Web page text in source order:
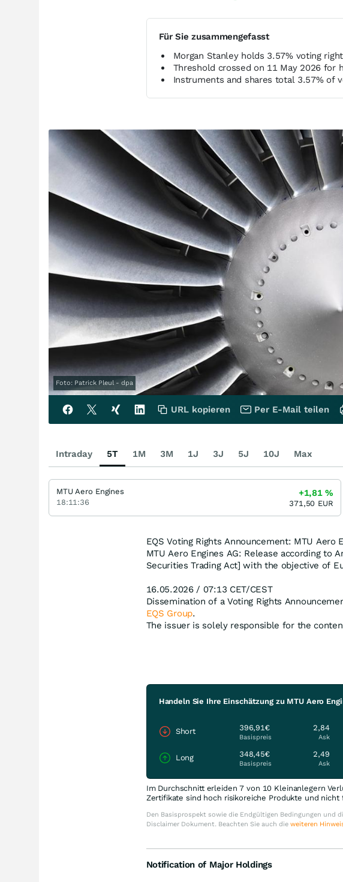
Für Sie zusammengefasst
Morgan Stanley holds 3.57% voting
Threshold crossed on 11 May 2026 for
Instruments and shares total 3.57% of
Foto: Patrick Pleul - dpa
EQS Voting Rights Announcement: MTU Aero
MTU Aero Engines AG: Release according to
Securities Trading Act] with the objective of
16.05.2026 / 07:13 CET/CEST
Dissemination of a Voting Rights
EQS Group.
The issuer is solely responsible for the
Handeln Sie Ihre Einschätzung zu MTU Aero
Short 396,91€
Basispreis
2,84
Ask
Long 348,45€
Basispreis
2,49
Ask
Im Durchschnitt erleiden 7 von 10 Kleinanlegern
Zertifikate sind hoch risikoreiche Produkte und
Den Basisprospekt sowie die Endgültigen Bedingungen und
Disclaimer Dokument. Beachten Sie auch die weiteren
Notification of Major Holdings
URL kopieren Per E-Mail teilen
Intraday 5T 1M 3M 1J 3J 5J 10J Max
MTU Aero Engines
18:11:36
+1,81%
371,50 EUR